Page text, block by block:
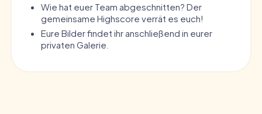
Wie hat euer Team abgeschnitten? Der
gemeinsame Highscore verrät es euch!
Eure Bilder findet ihr anschließend in eurer
privaten Galerie.